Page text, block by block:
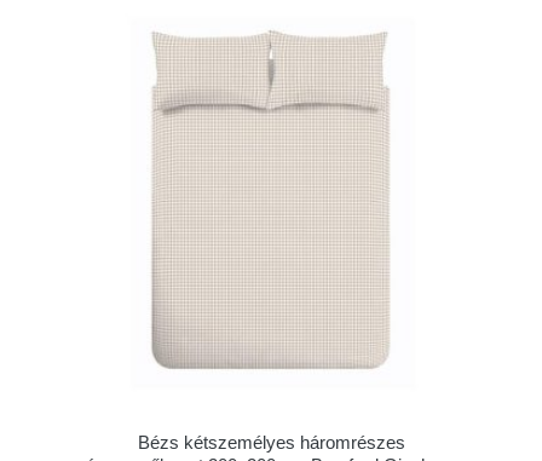
Bézs kétszemélyes háromrészes